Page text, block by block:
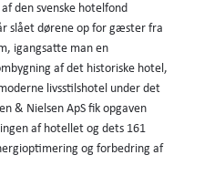
den svenske hotelfond
slået dørene op for gæster fra
igangsatte man en
af det historiske hotel,
livsstilshotel under det
& Nielsen ApS fik opgaven
af hotellet og dets 161
og forbedring af